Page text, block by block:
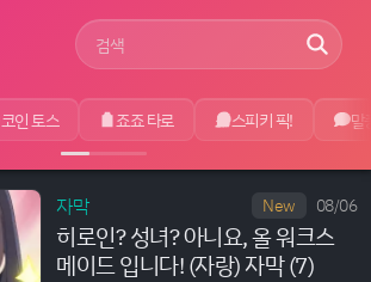
사이트 검색어
코인 토스 죠죠 타로 스피키 픽! 말
자막
New 08/06
히로인? 성녀? 아니요, 올 워크스
메이드 입니다! (자랑) 자막 (7)